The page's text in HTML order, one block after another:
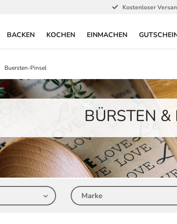
Kostenloser
BACKEN KOCHEN EINMACHEN
Buersten-Pinsel
BÜRSTEN &
Marke